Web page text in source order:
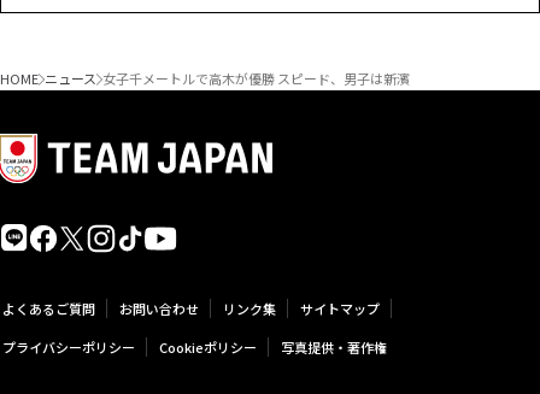
HOME ニュース 女子千メートルで高木が優勝 スピード、男子は新濱
よくあるご質問 お問い合わせ リンク集
サイトマップ
プライバシーポリシー
Cookieポリシー 写真提供・著作権